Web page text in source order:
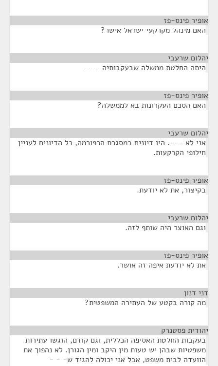
אופיר פינס-פז
האם מינהל מקרקעי ישראל אישר?
יהלום שרעבי
היתה החלטת ממשלה שבעקבותיה - - -
אופיר פינס-פז
האם הסכם העקרונות בא לממשלה?
יהלום שרעבי
אני לא ---. היו דיונים במסגרת הרפורמה, כל הדיונים לעניין
חילופי הקרקעות.
אופיר פינס-פז
בקיצור, את לא יודעת.
יהלום שרעבי
וגם האוצר היה שותף לזה.
אופיר פינס-פז
את לא יודעת איפה זה אושר.
דני דנון
מה קורה בקטע של העתירה המשפטית?
יהודית פסטנרק
בעקבות החלטת האסיפה הכללית, וגם קודם, הוגשו עתירות
משפטיות שבהן יש טעות מין היקב ומין הגורן. לא נהפוך את
הוועדה לבית משפט, אבל אני יכולה להגיד ש- - -